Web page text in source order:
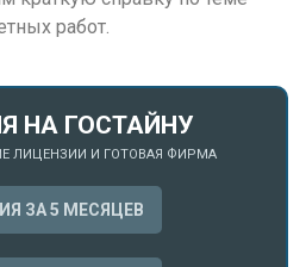
работ.
НА ГОСТАЙНУ
ЛИЦЕНЗИИ И ГОТОВАЯ ФИРМА
ЗА 5 МЕСЯЦЕВ